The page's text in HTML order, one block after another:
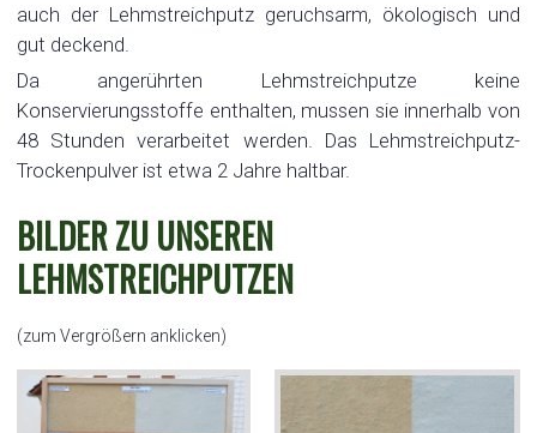
auch der Lehmstreichputz geruchsarm, ökologisch und
gut deckend.
Da angerührten Lehmstreichputze keine
Konservierungsstoffe enthalten, mussen sie innerhalb von
48 Stunden verarbeitet werden. Das Lehmstreichputz-
Trockenpulver ist etwa 2 Jahre haltbar.
BILDER ZU UNSEREN
LEHMSTREICHPUTZEN
(zum Vergrößern anklicken)